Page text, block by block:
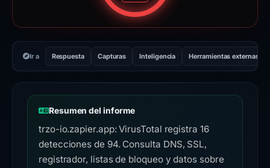
Ir a Respuesta Capturas Inteligencia Herramientas externas
Resumen del informe
trzo-io.zapier.app: VirusTotal registra 16
detecciones de 94. Consulta DNS, SSL,
registrador, listas de bloqueo y datos sobre